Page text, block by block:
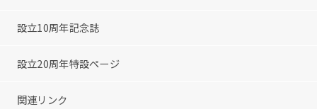
設立10周年記念誌
設立20周年特設ページ
関連リンク